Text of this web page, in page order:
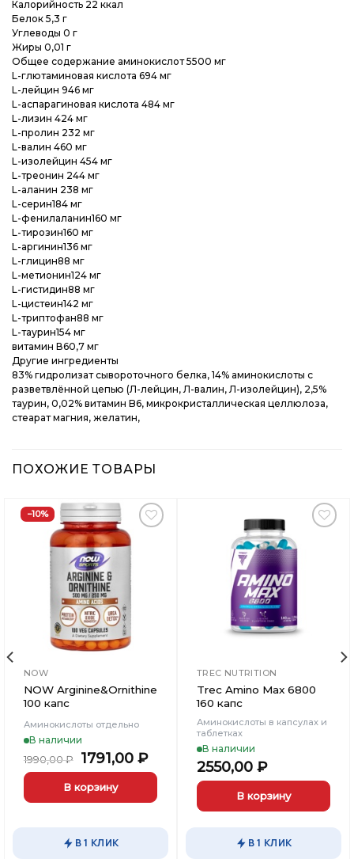
Калорийность 22 ккал
Белок 5,3 г
Углеводы 0 г
Жиры 0,01 г
Общее содержание аминокислот 5500 мг
L-глютаминовая кислота 694 мг
L-лейцин 946 мг
L-аспарагиновая кислота 484 мг
L-лизин 424 мг
L-пролин 232 мг
L-валин 460 мг
L-изолейцин 454 мг
L-треонин 244 мг
L-аланин 238 мг
L-серин184 мг
L-фенилаланин160 мг
L-тирозин160 мг
L-аргинин136 мг
L-глицин88 мг
L-метионин124 мг
L-гистидин88 мг
L-цистеин142 мг
L-триптофан88 мг
L-таурин154 мг
витамин В60,7 мг
Другие ингредиенты
83% гидролизат сывороточного белка, 14% аминокислоты с
разветвлённой цепью (Л-лейцин, Л-валин, Л-изолейцин), 2,5%
таурин, 0,02% витамин B6, микрокристаллическая целлюлоза,
стеарат магния, желатин,
ПОХОЖИЕ ТОВАРЫ
−10%
Добавить
NOW
NOW Arginine&Ornithine
100 капс
Аминокислоты отдельно
В наличии
1990,00₽
Первоначальная
цена
составляла
1990,00 ₽.
1791,00 ₽Текущая
цена:
1791,00 ₽.
В корзину
В 1 КЛИК
Добавить
Вишлист
TREC NUTRITION
Trec Amino Max 6800
160 капс
Аминокислоты в капсулах и
таблетках
В наличии
2550,00 ₽
В корзину
В 1 КЛИК
₽.